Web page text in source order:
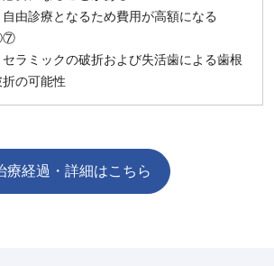
由診療となるため費用が高額になる
ラミックの破折および失活歯による歯根
折の可能性
療経過・詳細はこちら